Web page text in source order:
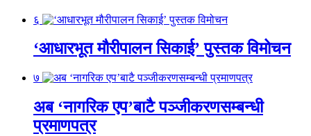
६
‘आधारभूत मौरीपालन सिकाई’ पुस्तक विमोचन
७
अब ‘नागरिक एप’बाटै पञ्जीकरणसम्बन्धी
प्रमाणपत्र